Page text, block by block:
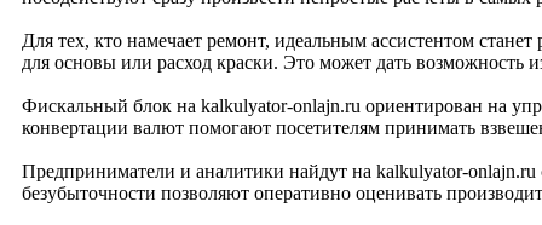
Для тех, кто намечает ремонт, идеальным ассистентом
для основы или расход краски. Это может дать возможность
Фискальный блок на kalkulyator-onlajn.ru ориентирован на
конвертации валют помогают посетителям принимать
Предприниматели и аналитики найдут на kalkulyator-
безубыточности позволяют оперативно оценивать